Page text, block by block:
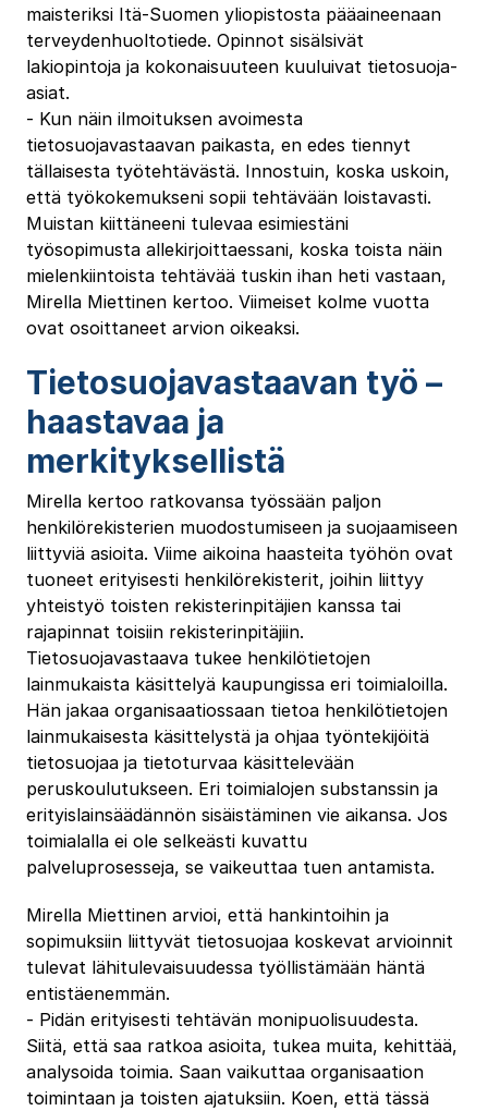
maisteriksi Itä‐Suomen yliopistosta pääaineenaan
terveydenhuoltotiede. Opinnot sisälsivät
lakiopintoja ja kokonaisuuteen kuuluivat tietosuoja‐
asiat.
‐ Kun näin ilmoituksen avoimesta
tietosuojavastaavan paikasta, en edes tiennyt
tällaisesta työtehtävästä. Innostuin, koska uskoin,
että työkokemukseni sopii tehtävään loistavasti.
Muistan kiittäneeni tulevaa esimiestäni
työsopimusta allekirjoittaessani, koska toista näin
mielenkiintoista tehtävää tuskin ihan heti vastaan,
Mirella Miettinen kertoo. Viimeiset kolme vuotta
ovat osoittaneet arvion oikeaksi.
Tietosuojavastaavan työ –
haastavaa ja
merkityksellistä
Mirella kertoo ratkovansa työssään paljon
henkilörekisterien muodostumiseen ja suojaamiseen
liittyviä asioita. Viime aikoina haasteita työhön ovat
tuoneet erityisesti henkilörekisterit, joihin liittyy
yhteistyö toisten rekisterinpitäjien kanssa tai
rajapinnat toisiin rekisterinpitäjiin.
Tietosuojavastaava tukee henkilötietojen
lainmukaista käsittelyä kaupungissa eri toimialoilla.
Hän jakaa organisaatiossaan tietoa henkilötietojen
lainmukaisesta käsittelystä ja ohjaa työntekijöitä
tietosuojaa ja tietoturvaa käsittelevään
peruskoulutukseen. Eri toimialojen substanssin ja
erityislainsäädännön sisäistäminen vie aikansa. Jos
toimialalla ei ole selkeästi kuvattu
palveluprosesseja, se vaikeuttaa tuen antamista.
Mirella Miettinen arvioi, että hankintoihin ja
sopimuksiin liittyvät tietosuojaa koskevat arvioinnit
tulevat lähitulevaisuudessa työllistämään häntä
entistäenemmän.
‐ Pidän erityisesti tehtävän monipuolisuudesta.
Siitä, että saa ratkoa asioita, tukea muita, kehittää,
analysoida toimia. Saan vaikuttaa organisaation
toimintaan ja toisten ajatuksiin. Koen, että tässä